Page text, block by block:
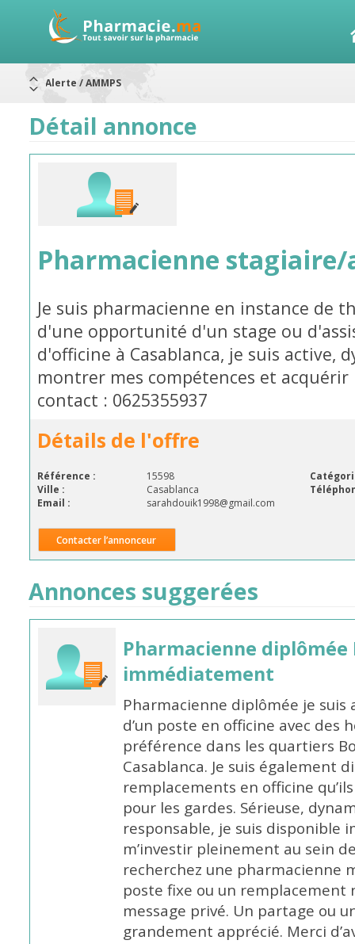
Aureomycine ophtalmique : Rappel de lots
RAPPELS DE LOTS
Rappel de lots : ANTITOXINE TÉTANIQUE 1500.
Détail annonce
Pharmacienne
Je suis pharmacienne en instance de
d'une opportunité d'un stage ou
d'officine à Casablanca, je suis active,
montrer mes compétences et
contact : 0625355937
Détails de l'offre
Référence : 15598
Ville :
Casablanca
Email :
sarahdouik1998@gmail.com
Contacter l’annonceur
Annonces suggerées
Pharmacienne diplômée
immédiatement
Pharmacienne diplômée je
d’un poste en officine avec des
préférence dans les quartiers
Casablanca. Je suis également
remplacements en officine
pour les gardes. Sérieuse,
responsable, je suis
m’investir pleinement au sein
recherchez une pharmacienne
poste fixe ou un remplacement
message privé. Un partage ou
grandement apprécié. Merci